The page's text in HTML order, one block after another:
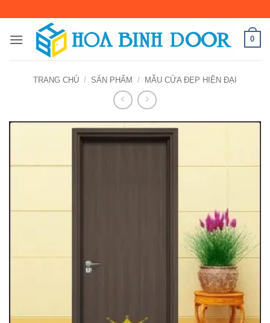
nội
0
TRANG CHỦ / SẢN PHẨM / MẪU CỬA ĐẸP HIỆN ĐẠI